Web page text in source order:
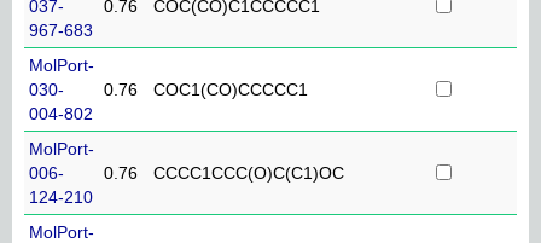
037-
967-683
0.76 COC(CO)C1CCCCC1
MolPort-
030-
004-802
0.76 COC1(CO)CCCCC1
MolPort-
006-
124-210
0.76 CCCC1CCC(O)C(C1)OC
MolPort-